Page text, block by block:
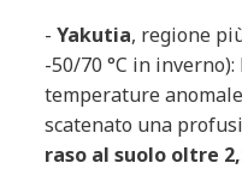
-Yakutia, regione
-50/70 °C in
temperature
scatenato una
raso al suolo oltre